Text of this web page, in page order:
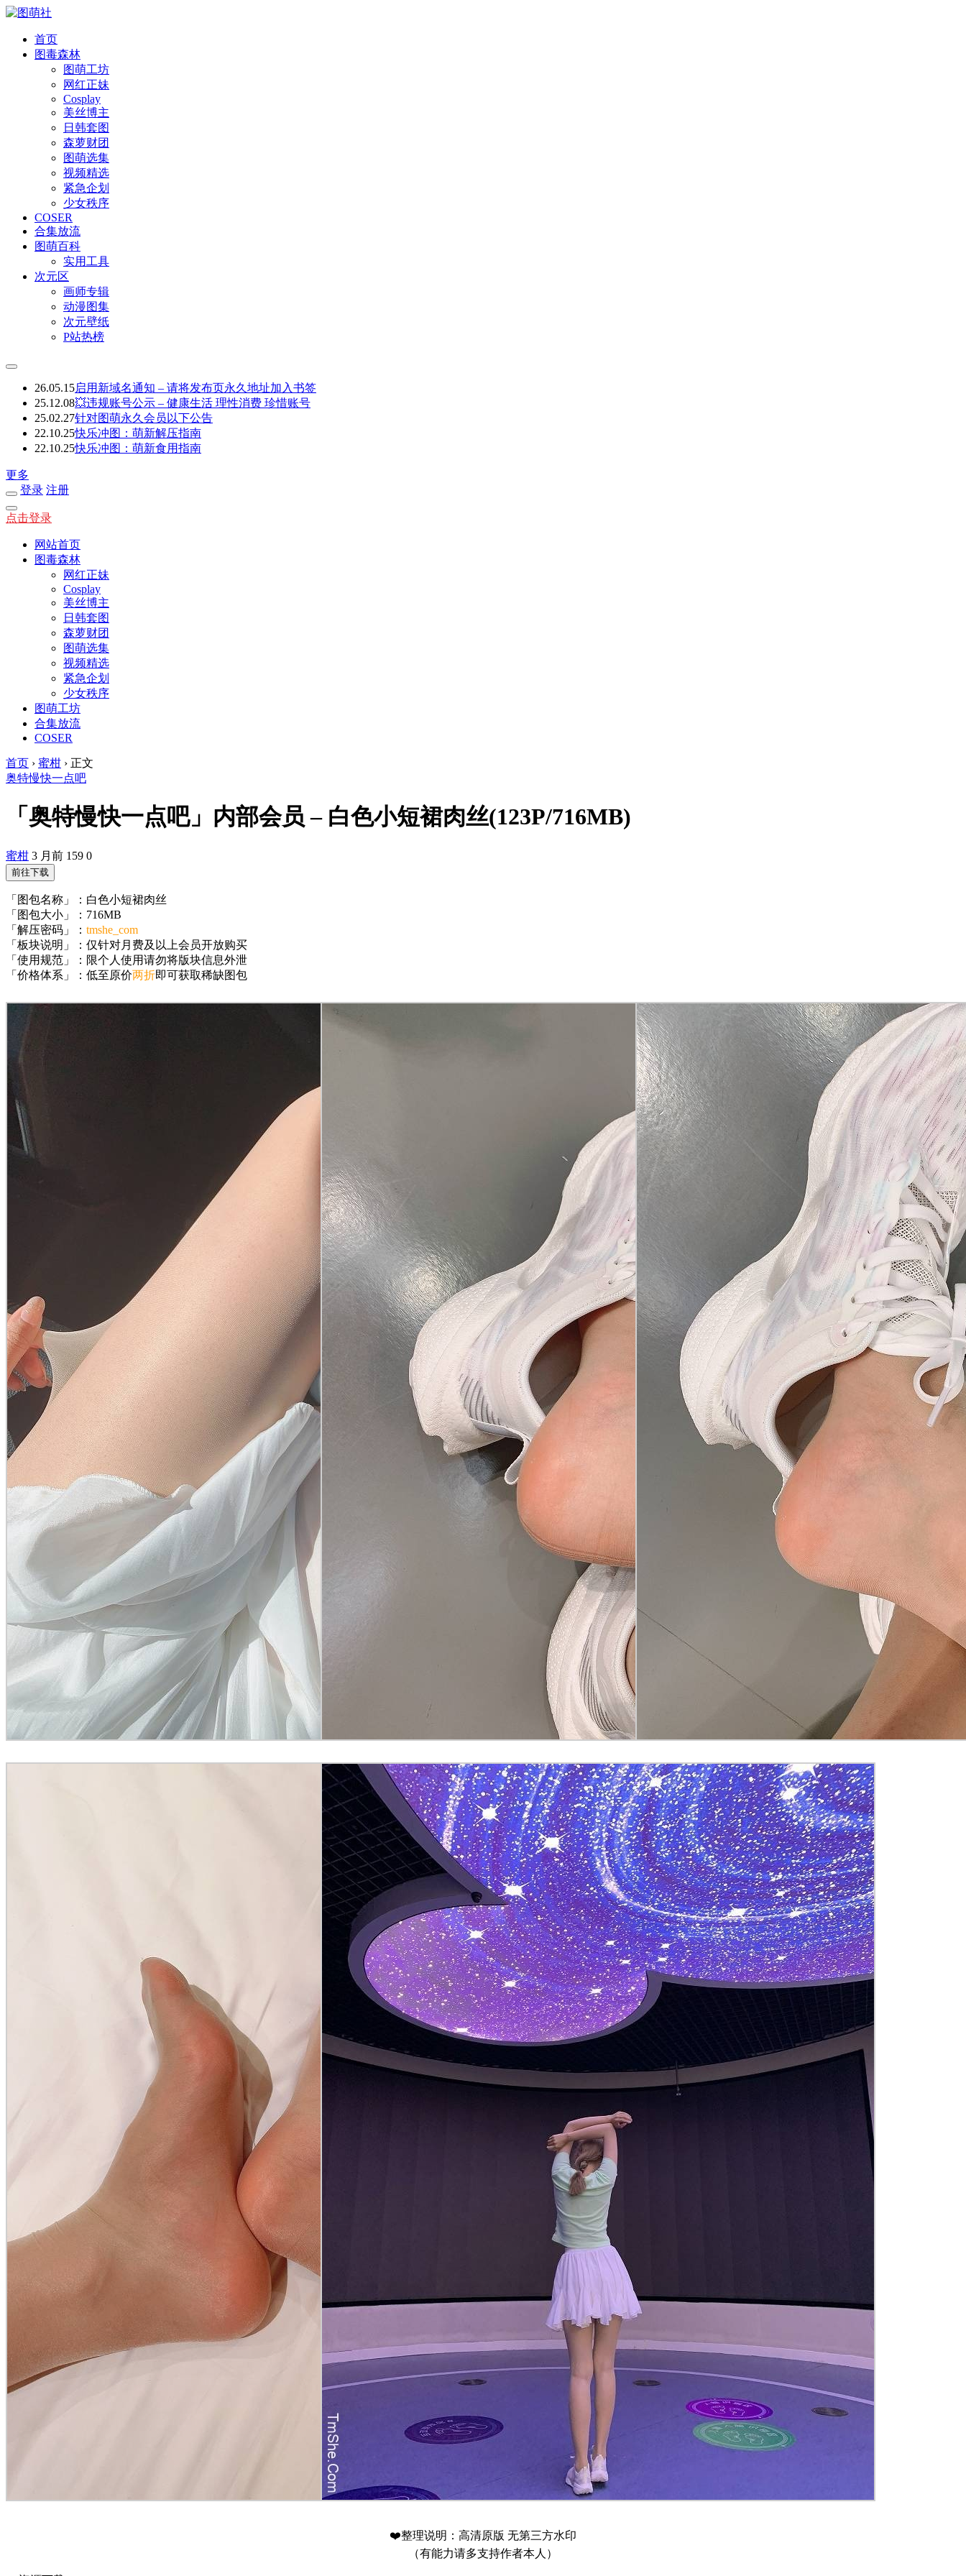
首页
图毒森林
图萌工坊
网红正妹
Cosplay
美丝博主
日韩套图
森萝财团
图萌选集
视频精选
紧急企划
少女秩序
COSER
合集放流
图萌百科
实用工具
次元区
画师专辑
动漫图集
次元壁纸
P站热榜
26.05.15启用新域名通知 – 请将发布页永久地址加入书签
25.12.08💥违规账号公示 – 健康生活 理性消费 珍惜账号
25.02.27针对图萌永久会员以下公告
22.10.25快乐冲图：萌新解压指南
22.10.25快乐冲图：萌新食用指南
更多
登录 注册
点击登录
网站首页
图毒森林
网红正妹
Cosplay
美丝博主
日韩套图
森萝财团
图萌选集
视频精选
紧急企划
少女秩序
图萌工坊
合集放流
COSER
首页 › 蜜柑 › 正文
奥特慢快一点吧
「奥特慢快一点吧」内部会员 – 白色小短裙肉丝(123P/716MB)
蜜柑 3 月前 159 0
前往下载
「图包名称」：白色小短裙肉丝
「图包大小」：716MB
「解压密码」： tmshe_com
「板块说明」：仅针对月费及以上会员开放购买
「使用规范」：限个人使用请勿将版块信息外泄
「价格体系」：低至原价两折即可获取稀缺图包
❤️整理说明：高清原版 无第三方水印
（有能力请多支持作者本人）